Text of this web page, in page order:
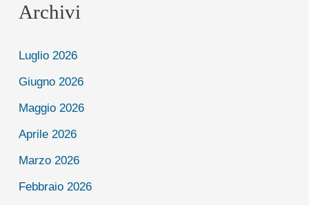
7^
Giornata
Nazionale
di
Archivi
Luglio 2026
Giugno 2026
Maggio 2026
Aprile 2026
Marzo 2026
Febbraio 2026